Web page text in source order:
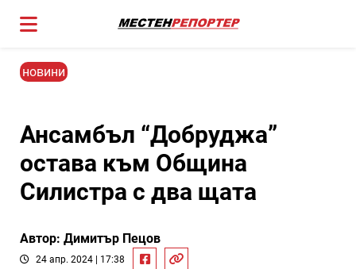
новини
Ансамбъл “Добруджа”
остава към Община
Силистра с два щата
Автор: Димитър Пецов
24 апр. 2024 | 17:38